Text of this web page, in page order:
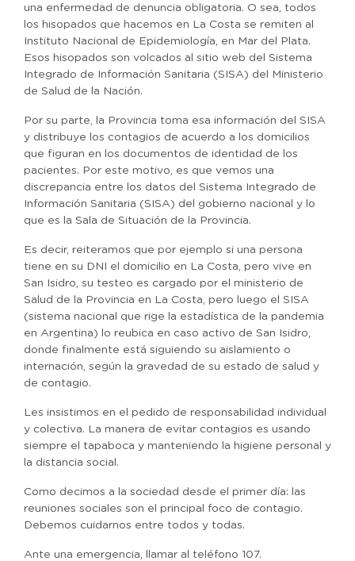
una enfermedad de denuncia obligatoria. O sea, todos
los hisopados que hacemos en La Costa se remiten al
Instituto Nacional de Epidemiología, en Mar del Plata.
Esos hisopados son volcados al sitio web del Sistema
Integrado de Información Sanitaria (SISA) del Ministerio
de Salud de la Nación.
Por su parte, la Provincia toma esa información del SISA
y distribuye los contagios de acuerdo a los domicilios
que figuran en los documentos de identidad de los
pacientes. Por este motivo, es que vemos una
discrepancia entre los datos del Sistema Integrado de
Información Sanitaria (SISA) del gobierno nacional y lo
que es la Sala de Situación de la Provincia.
Es decir, reiteramos que por ejemplo si una persona
tiene en su DNI el domicilio en La Costa, pero vive en
San Isidro, su testeo es cargado por el ministerio de
Salud de la Provincia en La Costa, pero luego el SISA
(sistema nacional que rige la estadística de la pandemia
en Argentina) lo reubica en caso activo de San Isidro,
donde finalmente está siguiendo su aislamiento o
internación, según la gravedad de su estado de salud y
de contagio.
Les insistimos en el pedido de responsabilidad individual
y colectiva. La manera de evitar contagios es usando
siempre el tapaboca y manteniendo la higiene personal y
la distancia social.
Como decimos a la sociedad desde el primer día: las
reuniones sociales son el principal foco de contagio.
Debemos cuidarnos entre todos y todas.
Ante una emergencia, llamar al teléfono 107.